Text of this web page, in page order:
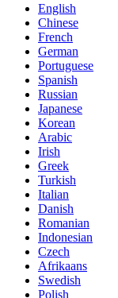
English
Chinese
French
German
Portuguese
Spanish
Russian
Japanese
Korean
Arabic
Irish
Greek
Turkish
Italian
Danish
Romanian
Indonesian
Czech
Afrikaans
Swedish
Polish